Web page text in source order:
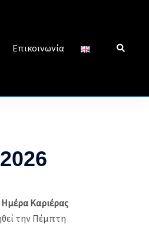
Επικοινωνία Search
Ημέρα Καριέρας
την Πέμπτη